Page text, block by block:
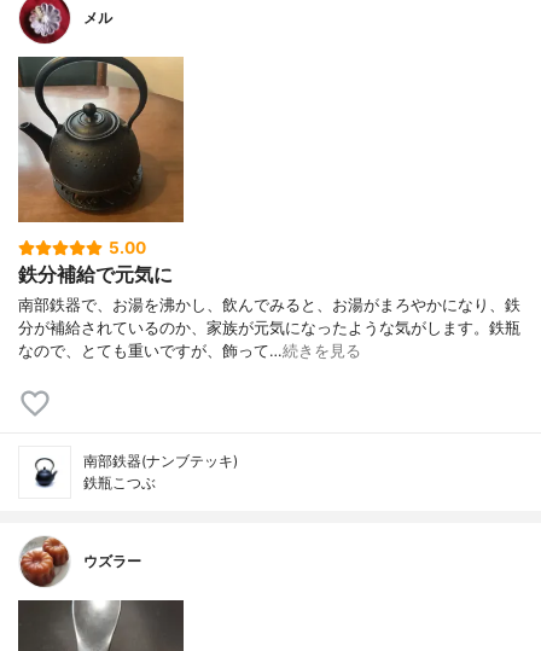
メル
5.00
鉄分補給で元気に
南部鉄器で、お湯を沸かし、飲んでみると、お湯がまろやかになり、鉄
分が補給されているのか、家族が元気になったような気がします。鉄瓶
なので、とても重いですが、飾って…続きを見る
南部鉄器(ナンブテッキ)
鉄瓶こつぶ
ウズラー